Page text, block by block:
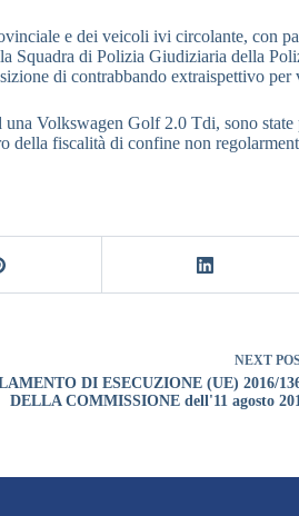
e dei veicoli ivi circolante, con
di Polizia Giudiziaria della
di contrabbando extraispettivo
Volkswagen Golf 2.0 Tdi, sono
della fiscalità di confine non
NEXT
DI ESECUZIONE (UE) 2016/
DELLA COMMISSIONE dell'11 agosto